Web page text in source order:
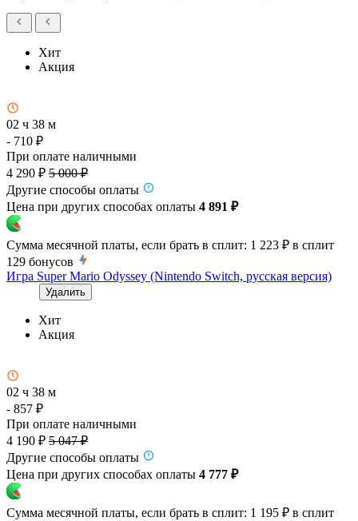
Хит
Акция
02 ч 38 м
- 710 ₽
При оплате наличными
4 290 ₽ 5 000 ₽
Другие способы оплаты
Цена при других способах оплаты 4 891 ₽
Сумма месячной платы, если брать в сплит: 1 223 ₽ в сплит
129 бонусов
Игра Super Mario Odyssey (Nintendo Switch, русская версия)
Удалить
Хит
Акция
02 ч 38 м
- 857 ₽
При оплате наличными
4 190 ₽ 5 047 ₽
Другие способы оплаты
Цена при других способах оплаты 4 777 ₽
Сумма месячной платы, если брать в сплит: 1 195 ₽ в сплит